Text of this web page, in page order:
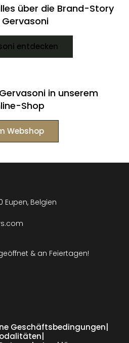
über die Brand-Story
entdecken
in unserem
Shop
Webshop
Eupen, Belgien
& an Feiertagen!
Geschäftsbedingungen